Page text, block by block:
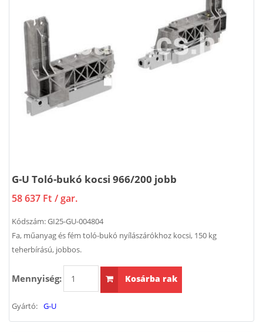
G-U Toló-bukó kocsi 966/200 jobb
58 637 Ft / gar.
Kódszám:GI25-GU-004804
Fa, műanyag és fém toló-bukó nyílászárókhoz kocsi, 150 kg
teherbírású, jobbos.
Mennyiség: Kosárba rak
Gyártó: G-U